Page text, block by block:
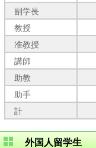
副学長
教授
准教授
講師
助教
助手
計
外国人留学生